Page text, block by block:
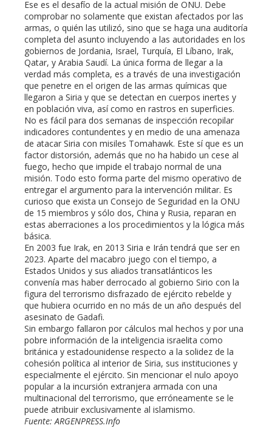
Ese es el desafío de la actual misión de ONU. Debe
comprobar no solamente que existan afectados por las
armas, o quién las utilizó, sino que se haga una auditoría
completa del asunto incluyendo a las autoridades en los
gobiernos de Jordania, Israel, Turquía, El Líbano, Irak,
Qatar, y Arabia Saudí. La única forma de llegar a la
verdad más completa, es a través de una investigación
que penetre en el origen de las armas químicas que
llegaron a Siria y que se detectan en cuerpos inertes y
en población viva, así como en rastros en superficies.
No es fácil para dos semanas de inspección recopilar
indicadores contundentes y en medio de una amenaza
de atacar Siria con misiles Tomahawk. Este sí que es un
factor distorsión, además que no ha habido un cese al
fuego, hecho que impide el trabajo normal de una
misión. Todo esto forma parte del mismo operativo de
entregar el argumento para la intervención militar. Es
curioso que exista un Consejo de Seguridad en la ONU
de 15 miembros y sólo dos, China y Rusia, reparan en
estas aberraciones a los procedimientos y la lógica más
básica.
En 2003 fue Irak, en 2013 Siria e Irán tendrá que ser en
2023. Aparte del macabro juego con el tiempo, a
Estados Unidos y sus aliados transatlánticos les
convenía mas haber derrocado al gobierno Sirio con la
figura del terrorismo disfrazado de ejército rebelde y
que hubiera ocurrido en no más de un año después del
asesinato de Gadafi.
Sin embargo fallaron por cálculos mal hechos y por una
pobre información de la inteligencia israelita como
británica y estadounidense respecto a la solidez de la
cohesión política al interior de Siria, sus instituciones y
especialmente el ejército. Sin mencionar el nulo apoyo
popular a la incursión extranjera armada con una
multinacional del terrorismo, que erróneamente se le
puede atribuir exclusivamente al islamismo.
Fuente: ARGENPRESS.Info